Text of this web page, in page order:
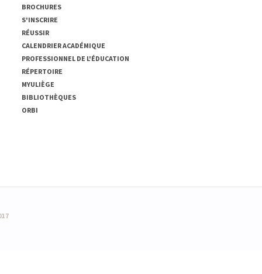
BROCHURES
S'INSCRIRE
RÉUSSIR
CALENDRIER ACADÉMIQUE
PROFESSIONNEL DE L'ÉDUCATION
RÉPERTOIRE
MYULIÈGE
BIBLIOTHÈQUES
ORBI